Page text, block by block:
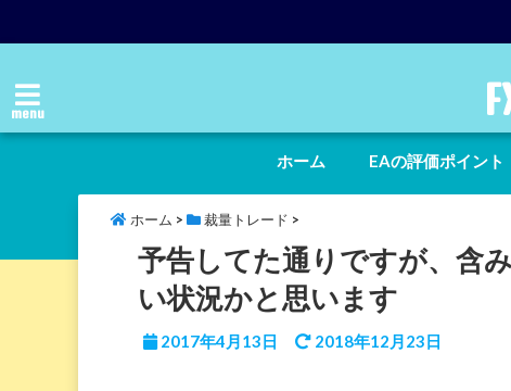
menu
ホーム EAの評価ポイント
ホーム > 裁量トレード >
予告してた通りですが、含
い状況かと思います
2017年4月13日 2018年12月23日